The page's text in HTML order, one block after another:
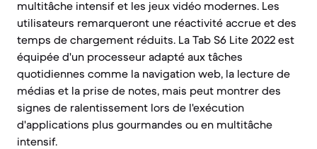
multitâche intensif et les jeux vidéo modernes. Les
utilisateurs remarqueront une réactivité accrue et des
temps de chargement réduits. La Tab S6 Lite 2022 est
équipée d'un processeur adapté aux tâches
quotidiennes comme la navigation web, la lecture de
médias et la prise de notes, mais peut montrer des
signes de ralentissement lors de l'exécution
d'applications plus gourmandes ou en multitâche
intensif.